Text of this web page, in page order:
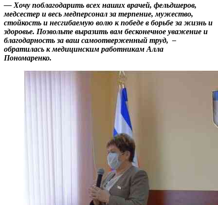
— Хочу поблагодарить всех наших врачей, фельдшеров,
медсестер и весь медперсонал за терпение, мужество,
стойкость и несгибаемую волю к победе в борьбе за жизнь и
здоровье. Позвольте выразить вам бесконечное уважение и
благодарность за ваш самоотверженный труд, –
обратилась к медицинским работникам Алла
Пономаренко.